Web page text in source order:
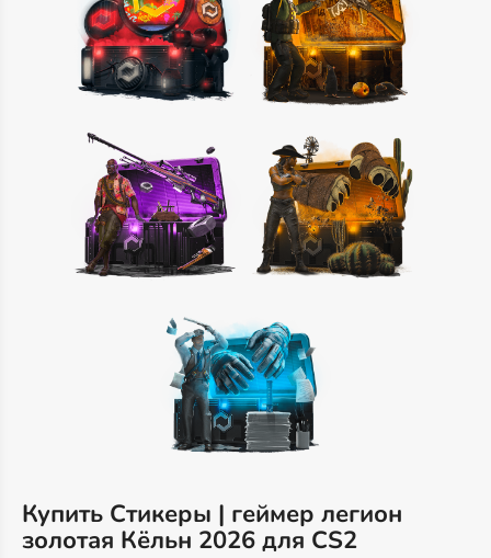
Купить Стикеры | геймер легион
золотая Кёльн 2026 для CS2